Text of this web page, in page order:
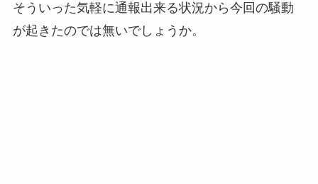
そういった気軽に通報出来る状況から今回の騒動
が起きたのでは無いでしょうか。